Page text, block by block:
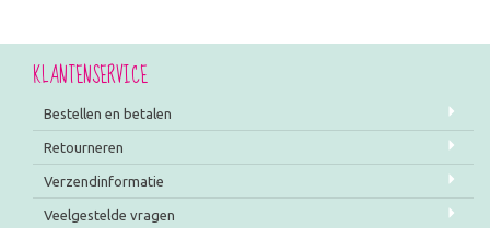
KLANTENSERVICE
Bestellen en betalen
Retourneren
Verzendinformatie
Veelgestelde vragen